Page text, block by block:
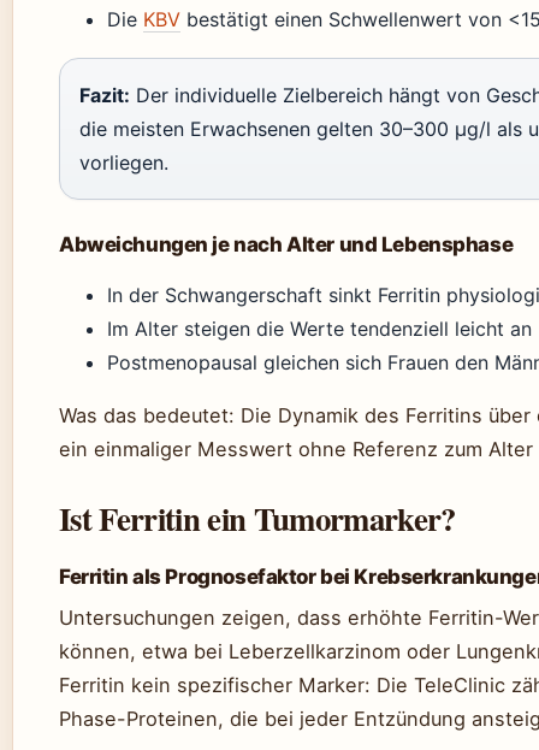
Die KBV bestätigt einen Schwellenwert von
Fazit: Der individuelle Zielbereich hängt von
die meisten Erwachsenen gelten 30–300 µg/l als
vorliegen.
Abweichungen je nach Alter und Lebensphase
In der Schwangerschaft sinkt Ferritin
Im Alter steigen die Werte tendenziell leicht
Postmenopausal gleichen sich Frauen den
Was das bedeutet: Die Dynamik des Ferritins
ein einmaliger Messwert ohne Referenz zum
Ist Ferritin ein Tumormarker?
Ferritin als Prognosefaktor bei
Untersuchungen zeigen, dass erhöhte Ferritin-
können, etwa bei Leberzellkarzinom oder
Ferritin kein spezifischer Marker: Die TeleClinic
Phase-Proteinen, die bei jeder Entzündung